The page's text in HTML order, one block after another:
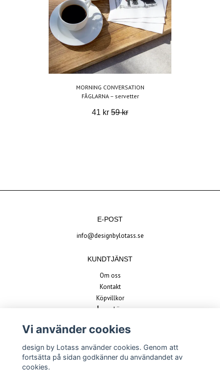
MORNING CONVERSATION
FÅGLARNA – servetter
41 kr 59 kr
E-POST
info@designbylotass.se
KUNDTJÄNST
Om oss
Kontakt
Köpvillkor
Ångra köp
Vi använder cookies
design by Lotass använder cookies. Genom att
fortsätta på sidan godkänner du användandet av
cookies.